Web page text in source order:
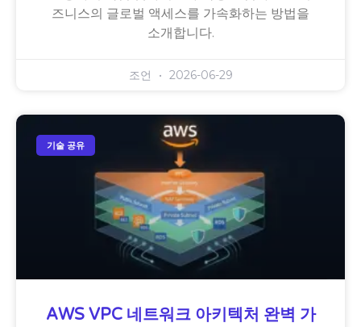
즈니스의 글로벌 액세스를 가속화하는 방법을
소개합니다.
조언 2026-06-29
기술 공유
AWS VPC 네트워크 아키텍처 완벽 가